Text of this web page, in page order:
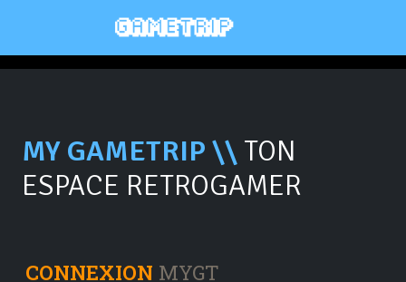
MY GAMETRIP \\ TON
ESPACE RETROGAMER
CONNEXION MYGT